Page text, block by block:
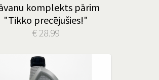
komplekts pārim
"Tikko precējušies!"
€ 28.99